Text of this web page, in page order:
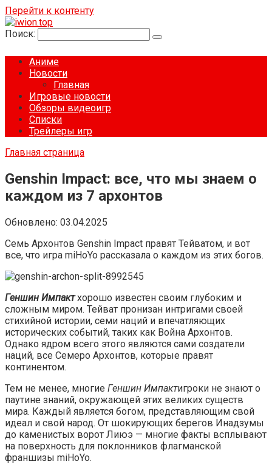
Перейти к контенту
Поиск:
Аниме
Новости
Главная
Игровые новости
Обзоры видеоигр
Списки
Трейлеры игр
Главная страница
Genshin Impact: все, что мы знаем о
каждом из 7 архонтов
Обновлено: 03.04.2025
Семь Архонтов Genshin Impact правят Тейватом, и вот
все, что игра miHoYo рассказала о каждом из этих богов.
Геншин Импакт хорошо известен своим глубоким и
сложным миром. Тейват пронизан интригами своей
стихийной истории, семи наций и впечатляющих
исторических событий, таких как Война Архонтов.
Однако ядром всего этого являются сами создатели
наций, все Семеро Архонтов, которые правят
континентом.
Тем не менее, многие Геншин Импактигроки не знают о
паутине знаний, окружающей этих великих существ
мира. Каждый является богом, представляющим свой
идеал и свой народ. От шокирующих берегов Инадзумы
до каменистых ворот Лиюэ — многие факты всплывают
на поверхность для поклонников флагманской
франшизы miHoYo.